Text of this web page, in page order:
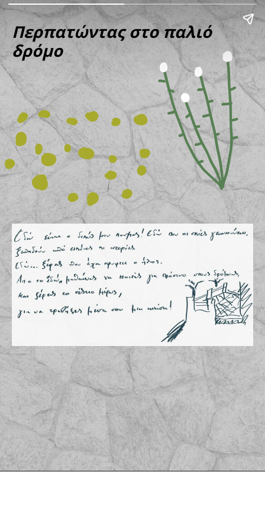
Περπατώντας στο παλιό
δρόμο